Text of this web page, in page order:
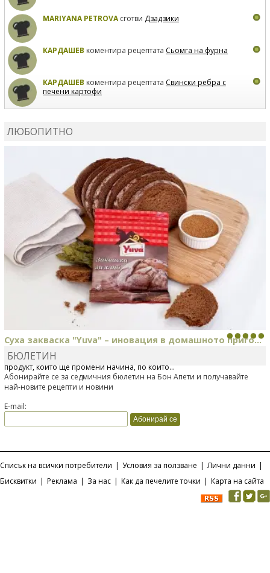
MARIYANA PETROVAсготви Дзадзики
КАРДАШЕВ коментира рецептата Сьомга на фурна
КАРДАШЕВ коментира рецептата Свински ребра с
печени картофи
ЛЮБОПИТНО
Суха закваска "Yuva" – иновация в домашното приго...
Отскоро Лесафр България стартира предлагането на изцяло нов
продукт, който ще промени начина, по който...
БЮЛЕТИН
Абонирайте се за седмичния бюлетин на Бон Апети и получавайте
най-новите рецепти и новини
E-mail:
Списък на всички потребители | Условия за ползване | Лични данни |
Бисквитки | Реклама | За нас | Как да печелите точки | Карта на сайта